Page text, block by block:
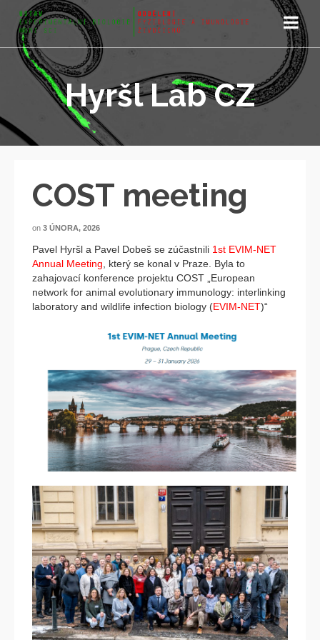
Hyršl Lab CZ
COST meeting
on 3 ÚNORA, 2026
Pavel Hyršl a Pavel Dobeš se zúčastnili 1st EVIM-NET
Annual Meeting , který se konal v Praze. Byla to
zahajovací konference projektu COST „European
network for animal evolutionary immunology: interlinking
laboratory and wildlife infection biology (EVIM-NET)“